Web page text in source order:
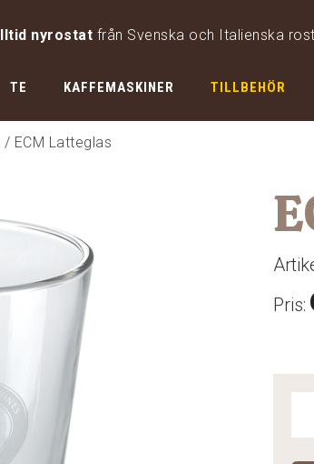
nyrostat från Svenska och Italienska
TE KAFFEMASKINER TILLBEHÖR
/ ECM Latteglas
Pris: